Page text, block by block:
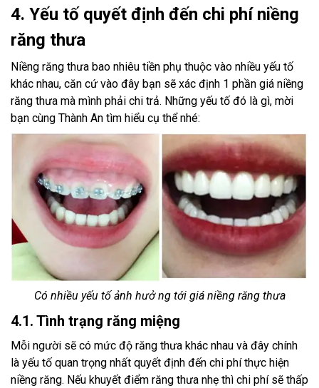
4. Yếu tố quyết định đến chi phí niềng
răng thưa
Niềng răng thưa bao nhiêu tiền phụ thuộc vào nhiều yếu tố
khác nhau, căn cứ vào đây bạn sẽ xác định 1 phần giá niềng
răng thưa mà mình phải chi trả. Những yếu tố đó là gì, mời
bạn cùng Thành An tìm hiểu cụ thể nhé:
Có nhiều yếu tố ảnh hưở ng tới giá niềng răng thưa
4.1. Tình trạng răng miệng
Mỗi người sẽ có mức độ răng thưa khác nhau và đây chính
là yếu tố quan trọng nhất quyết định đến chi phí thực hiện
niềng răng. Nếu khuyết điểm răng thưa nhẹ thì chi phí sẽ thấp